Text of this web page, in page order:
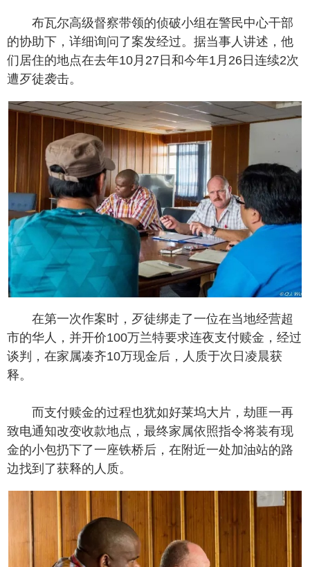
布瓦尔高级督察带领的侦破小组在警民中心干部
的协助下，详细询问了案发经过。据当事人讲述，他
们居住的地点在去年10月27日和今年1月26日连续2次
遭歹徒袭击。
在第一次作案时，歹徒绑走了一位在当地经营超
市的华人，并开价100万兰特要求连夜支付赎金，经过
谈判，在家属凑齐10万现金后，人质于次日凌晨获
释。
而支付赎金的过程也犹如好莱坞大片，劫匪一再
致电通知改变收款地点，最终家属依照指令将装有现
金的小包扔下了一座铁桥后，在附近一处加油站的路
边找到了获释的人质。